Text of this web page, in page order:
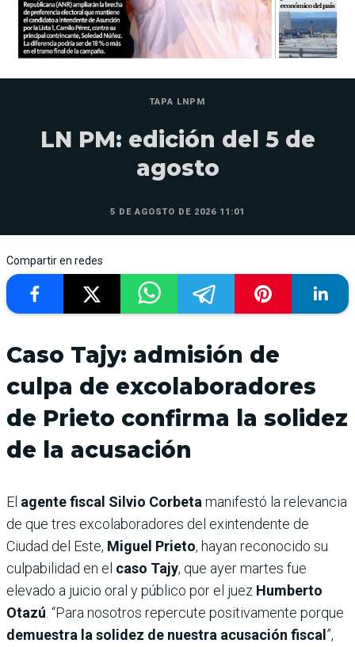
TAPA LNPM
LN PM: edición del 5 de
agosto
5 DE AGOSTO DE 2026 11:01
Compartir en redes
Caso Tajy: admisión de
culpa de excolaboradores
de Prieto confirma la solidez
de la acusación
El agente fiscal Silvio Corbeta manifestó la relevancia
de que tres excolaboradores del exintendente de
Ciudad del Este, Miguel Prieto, hayan reconocido su
culpabilidad en el caso Tajy, que ayer martes fue
elevado a juicio oral y público por el juez Humberto
Otazú . “Para nosotros repercute positivamente porque
demuestra la solidez de nuestra acusación fiscal”,